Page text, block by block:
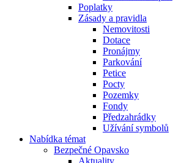
Poplatky
Zásady a pravidla
Nemovitosti
Dotace
Pronájmy
Parkování
Petice
Pocty
Pozemky
Fondy
Předzahrádky
Užívání symbolů
Nabídka témat
Bezpečné Opavsko